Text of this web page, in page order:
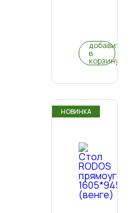
добавить
в
корзину
НОВИНКА